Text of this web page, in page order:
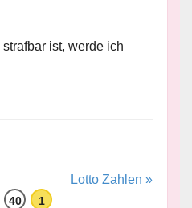
ist, werde ich
Lotto Zahlen »
40 1